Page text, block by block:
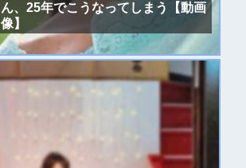
ん、25年でこうなってしまう【動画
像】